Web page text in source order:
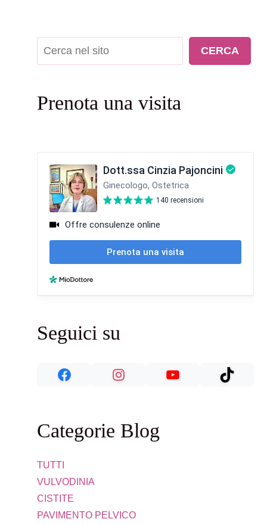
Cerca CERCA
Prenota una visita
Seguici su
Categorie Blog
TUTTI
VULVODINIA
CISTITE
PAVIMENTO PELVICO